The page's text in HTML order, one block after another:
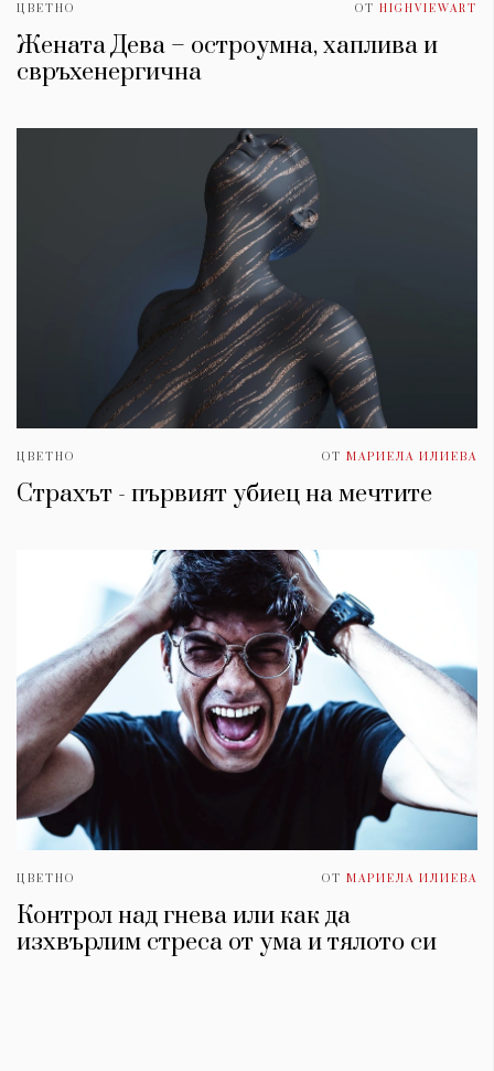
ЦВЕТНО ОТ HIGHVIEWART
Жената Дева – остроумна, хаплива и
свръхенергична
ЦВЕТНО ОТ МАРИЕЛА ИЛИЕВА
Страхът - първият убиец на мечтите
ЦВЕТНО ОТ МАРИЕЛА ИЛИЕВА
Контрол над гнева или как да
изхвърлим стреса от умa и тялото си